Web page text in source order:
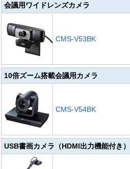
会議用ワイドレンズカメラ
CMS-V53BK
10倍ズーム搭載会議用カメラ
CMS-V54BK
USB書画カメラ（HDMI出力機能付き）